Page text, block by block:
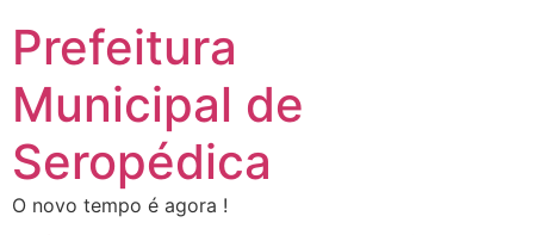
Prefeitura
Municipal de
Seropédica
O novo tempo é agora !